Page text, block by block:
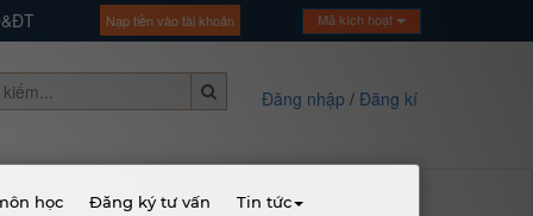
Nạp tiền vào tài khoản Mã kích hoạt
Đăng nhập / Đăng kí
học Đăng ký tư vấn Tin tức